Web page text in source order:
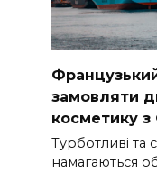
замовляти
косметику з
Турботливі та
намагаються